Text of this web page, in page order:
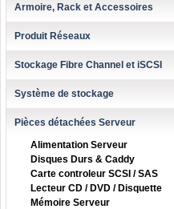
Armoire, Rack et Accessoires
Produit Réseaux
Stockage Fibre Channel et iSCSI
Système de stockage
Pièces détachées Serveur
Alimentation Serveur
Disques Durs & Caddy
Carte controleur SCSI / SAS
Lecteur CD / DVD / Disquette
Mémoire Serveur